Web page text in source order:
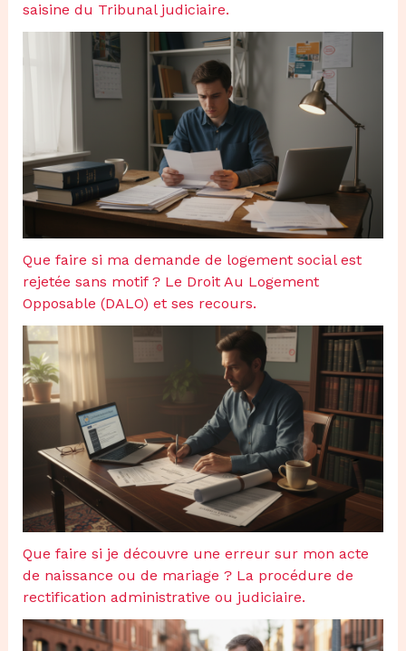
saisine du Tribunal judiciaire.
Que faire si ma demande de logement social est
rejetée sans motif ? Le Droit Au Logement
Opposable (DALO) et ses recours.
Que faire si je découvre une erreur sur mon acte
de naissance ou de mariage ? La procédure de
rectification administrative ou judiciaire.